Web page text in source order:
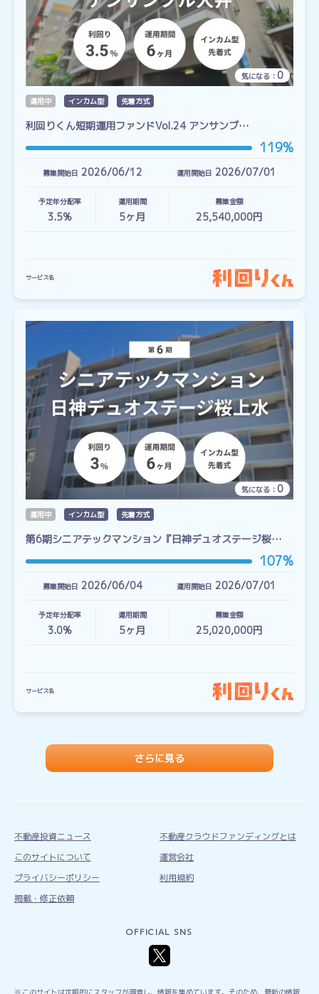
気になる： 0
運用中 インカム型 先着方式
利回りくん短期運用ファンドVol.24 アンサンブ…
119%
募集開始日 2026/06/12 運用開始日 2026/07/01
予定年分配率
3.5%
運用期間
5ヶ月
募集金額
25,540,000円
サービス名
気になる： 0
運用中 インカム型 先着方式
第6期シニアテックマンション『日神デュオステージ桜…
107%
募集開始日 2026/06/04 運用開始日 2026/07/01
予定年分配率
3.0%
運用期間
5ヶ月
募集金額
25,020,000円
サービス名
さらに見る
不動産投資ニュース
不動産クラウドファンディングとは
このサイトについて
運営会社
プライバシーポリシー
利用規約
掲載・修正依頼
OFFICIAL SNS
このサイトは定期的にスタッフが調査し、情報を集めています。そのため、最新の情報